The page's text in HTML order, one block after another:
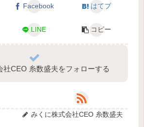
Facebook はてブ
LINE コピー
社CEO 糸数盛夫をフォローする
みくに株式会社CEO 糸数盛夫